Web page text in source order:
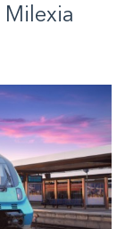
Milexia